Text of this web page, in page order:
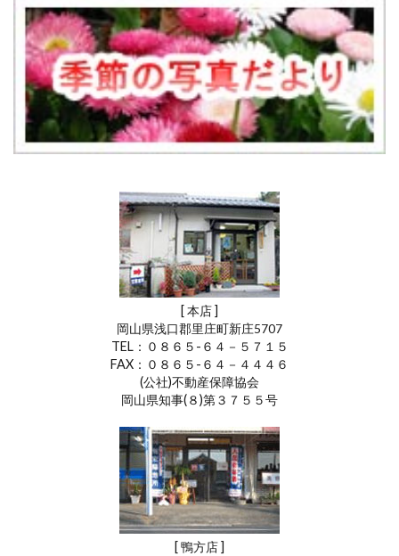
[ 本店 ]
岡山県浅口郡里庄町新庄5707
TEL：０８６５-６４－５７１５
FAX：０８６５-６４－４４４６
(公社)不動産保障協会
岡山県知事(８)第３７５５号
[ 鴨方店 ]